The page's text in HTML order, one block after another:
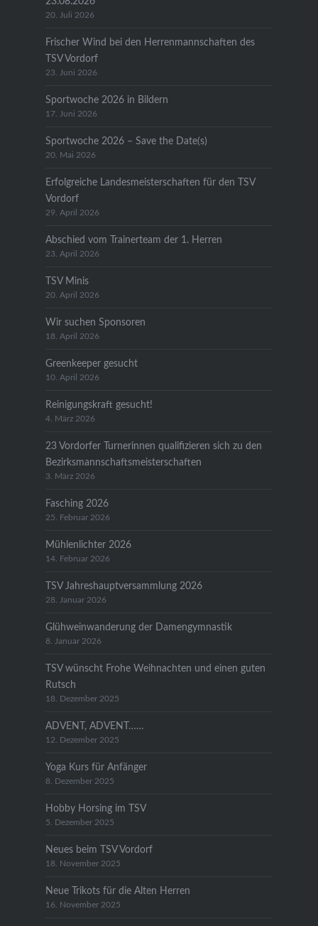
20. Juli 2026
Frischer Wind bei den Herrenmannschaften des
TSV Vordorf
23. Juni 2026
Sportwoche 2026 in Bildern
17. Juni 2026
Sportwoche 2026 – Save the Date(s)
20. Mai 2026
Erfolgreiche Landesmeisterschaften für den TSV
Vordorf
29. April 2026
Abschied vom Trainerteam der 1. Herren
23. April 2026
TSV Minis
20. April 2026
Wir suchen Sponsoren
18. April 2026
Greenkeeper gesucht
10. April 2026
Reinigungskraft gesucht!
4. März 2026
23 Vordorfer Turnerinnen qualifizieren sich zu den
Bezirksmannschaftsmeisterschaften
3. März 2026
Fasching 2026
25. Februar 2026
Mühlenlichter 2026
14. Februar 2026
TSV Jahreshauptversammlung 2026
28. Januar 2026
Glühweinwanderung der Damengymnastik
8. Januar 2026
TSV wünscht Frohe Weihnachten und einen guten
Rutsch
18. Dezember 2025
ADVENT, ADVENT……
12. Dezember 2025
Yoga Kurs für Anfänger
8. Dezember 2025
Hobby Horsing im TSV
5. Dezember 2025
Neues beim TSV Vordorf
18. November 2025
Neue Trikots für die Alten Herren
16. November 2025